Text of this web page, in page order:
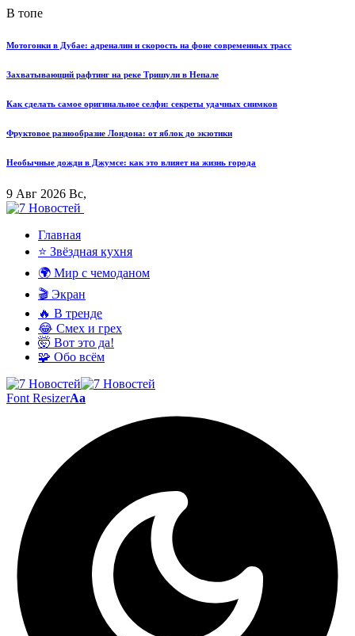
В топе
Мотогонки в Дубае: адреналин и скорость на фоне современных трасс
Захватывающий рафтинг на реке Тришули в Непале
Как сделать самое оригинальное селфи: секреты удачных снимков
Фруктовое разнообразие Лондона: от яблок до экзотики
Необычные дожди в Джумсе: как это влияет на жизнь города
9 Авг 2026 Вс,
Главная
⭐ Звёздная кухня
🌍 Мир с чемоданом
🎬 Экран
🔥 В тренде
😂 Смех и грех
🤯 Вот это да!
🧩 Обо всём
Font ResizerAa